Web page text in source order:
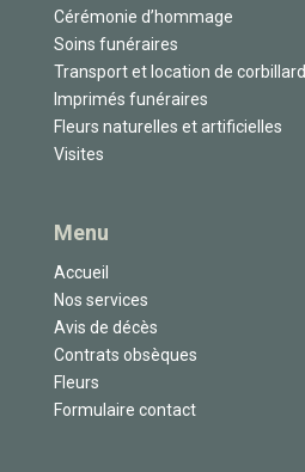
Cérémonie d’hommage
Soins funéraires
Transport et location de corbillard
Imprimés funéraires
Fleurs naturelles et artificielles
Visites
Menu
Accueil
Nos services
Avis de décès
Contrats obsèques
Fleurs
Formulaire contact